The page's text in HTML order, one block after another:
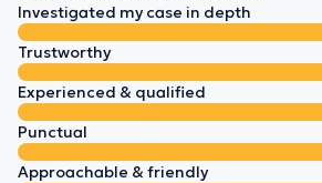
Investigated my case in depth
Trustworthy
Experienced & qualified
Punctual
Approachable & friendly